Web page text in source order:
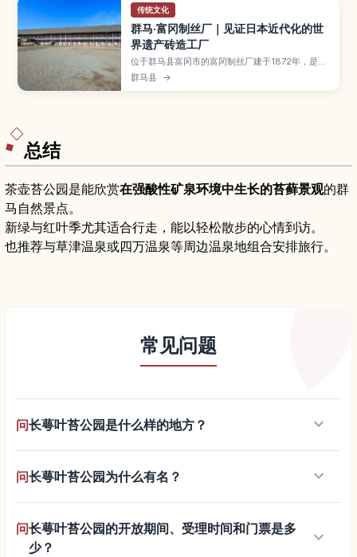
传统文化
群马·富冈制丝厂｜见证日本近代化的世
界遗产砖造工厂
位于群马县富冈市的富冈制丝厂建于1872年，是日
本第一座官营制丝工厂，如今作为联合国教科文组
织世界文化遗产，见证了日本近代化与生丝出口的
群马县 →
总结
茶壶苔公园是能欣赏在强酸性矿泉环境中生长的苔藓景观的群
马自然景点。
新绿与红叶季尤其适合行走，能以轻松散步的心情到访。
也推荐与草津温泉或四万温泉等周边温泉地组合安排旅行。
常见问题
问长萼叶苔公园是什么样的地方？ keyboard_arrow_down
问长萼叶苔公园为什么有名？ keyboard_arrow_down
问长萼叶苔公园的开放期间、受理时间和门票是多
少？
keyboard_arrow_down